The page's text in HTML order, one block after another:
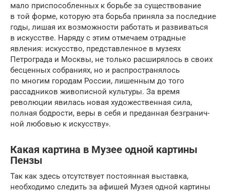
мало приспособленных к борьбе за существование
в той форме, которую эта борьба приняла за последние
годы, лишая их возможности работать и развиваться
в искусстве. Наряду с этим отмечаем отрадные
явления: искусство, представлен­ное в музеях
Петрограда и Москвы, не только расширялось в своих
бесценных собраниях, но и рас­про­странялось
по многим городам России, лишенным до того
рассадников живо­писной культуры. За время
революции явилась новая художественная сила,
полная бодрости, веры в себя и преданная безгра­нич­
ной любовью к искусству».
Какая картина в Музее одной картины
Пензы
Так как здесь отсутствует постоянная выставка,
необходимо следить за афишей Музея одной картины